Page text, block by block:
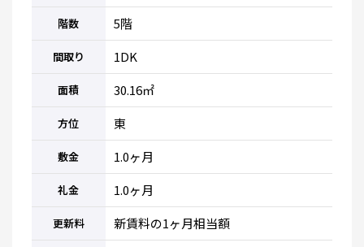
階数 5階
間取り 1DK
面積 30.16㎡
方位 東
敷金 1.0ヶ月
礼金 1.0ヶ月
更新料 新賃料の1ヶ月相当額